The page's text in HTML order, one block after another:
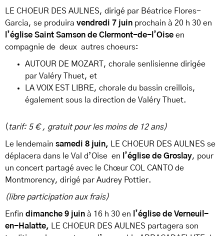
LE CHOEUR DES AULNES, dirigé par Béatrice Flores-
Garcia, se produira vendredi 7 juin prochain à 20 h 30 en
l’église Saint Samson de Clermont-de-l’Oise en
compagnie de deux autres choeurs:
AUTOUR DE MOZART, chorale senlisienne dirigée
par Valéry Thuet, et
LA VOIX EST LIBRE, chorale du bassin creillois,
également sous la direction de Valéry Thuet.
( tarif: 5 € , gratuit pour les moins de 12 ans)
Le lendemain samedi 8 juin, LE CHOEUR DES AULNES se
déplacera dans le Val d’Oise en
l’église de Groslay, pour
un concert partagé avec le Chœur COL CANTO de
Montmorency, dirigé par Audrey Pottier.
(libre participation aux frais)
Enfin dimanche 9 juin à 16 h 30 en
l’église de Verneuil-
en-Halatte, LE CHOEUR DES AULNES partagera son